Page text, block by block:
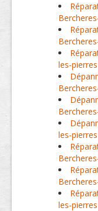
les-pierres
les-pierres
les-pierres